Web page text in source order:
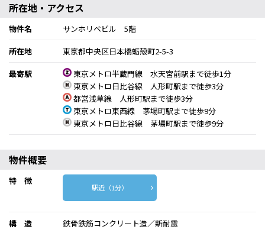
所在地・アクセス
物件名
サンホリベビル 5階
所在地
東京都中央区日本橋蛎殻町2-5-3
最寄駅
東京メトロ半蔵門線 水天宮前駅まで徒歩1分
東京メトロ日比谷線 人形町駅まで徒歩3分
都営浅草線 人形町駅まで徒歩3分
東京メトロ東西線 茅場町駅まで徒歩9分
東京メトロ日比谷線 茅場町駅まで徒歩9分
物件概要
特 徴
駅近（1分）
構 造
鉄骨鉄筋コンクリート造／新耐震